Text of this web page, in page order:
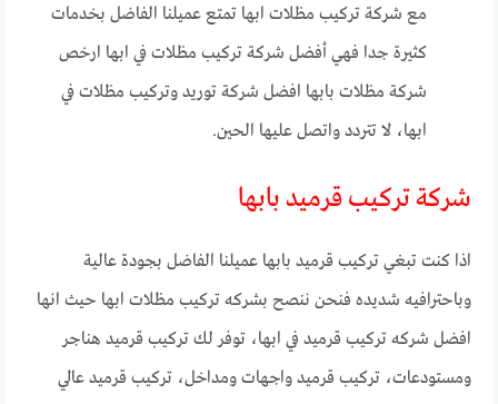
مع شركة تركيب مظلات ابها تمتع عميلنا الفاضل بخدمات
كثيرة جدا فهي أفضل شركة تركيب مظلات في ابها ارخص
شركة مظلات بابها افضل شركة توريد وتركيب مظلات في
ابها، لا تتردد واتصل عليها الحين.
شركة تركيب قرميد بابها
اذا كنت تبغي تركيب قرميد بابها عميلنا الفاضل بجودة عالية
وباحترافيه شديده فنحن ننصح بشركه تركيب مظلات ابها حيث انها
افضل شركه تركيب قرميد في ابها، توفر لك تركيب قرميد هناجر
ومستودعات، تركيب قرميد واجهات ومداخل، تركيب قرميد عالي